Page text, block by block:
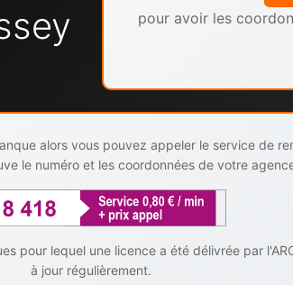
pour avoir les
alors vous pouvez appeler le service de
le numéro et les coordonnées de votre
pour lequel une licence a été délivrée par
à jour régulièrement.